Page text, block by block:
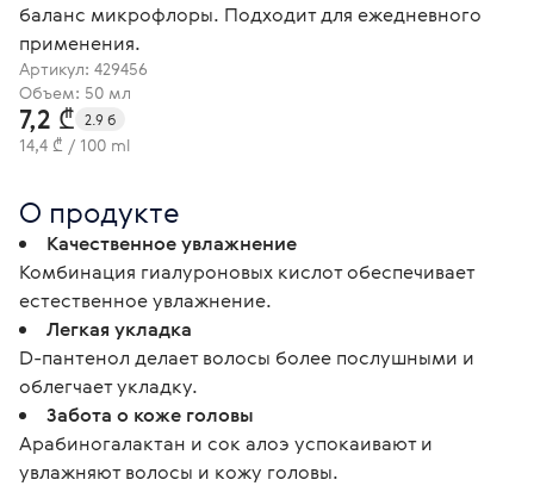
баланс микрофлоры. Подходит для ежедневного
применения.
Артикул: 429456
Объем: 50 мл
7,2 ₾ 2.9 б
14,4 ₾ / 100 ml
О продукте
Качественное увлажнение
Комбинация гиалуроновых кислот обеспечивает
естественное увлажнение.
Легкая укладка
D-пантенол делает волосы более послушными и
облегчает укладку.
Забота о коже головы
Арабиногалактан и сок алоэ успокаивают и
увлажняют волосы и кожу головы.